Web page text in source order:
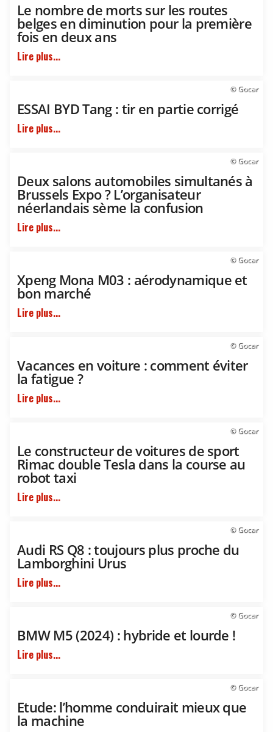
Le nombre de morts sur les routes
belges en diminution pour la première
fois en deux ans
Lire plus...
© Gocar
ESSAI BYD Tang : tir en partie corrigé
Lire plus...
© Gocar
Deux salons automobiles simultanés à
Brussels Expo ? L’organisateur
néerlandais sème la confusion
Lire plus...
© Gocar
Xpeng Mona M03 : aérodynamique et
bon marché
Lire plus...
© Gocar
Vacances en voiture : comment éviter
la fatigue ?
Lire plus...
© Gocar
Le constructeur de voitures de sport
Rimac double Tesla dans la course au
robot taxi
Lire plus...
© Gocar
Audi RS Q8 : toujours plus proche du
Lamborghini Urus
Lire plus...
© Gocar
BMW M5 (2024) : hybride et lourde !
Lire plus...
© Gocar
Etude: l’homme conduirait mieux que
la machine